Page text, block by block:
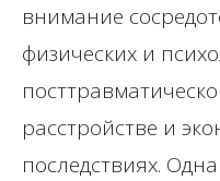
внимание
физических и
расстройстве и
последствиях.